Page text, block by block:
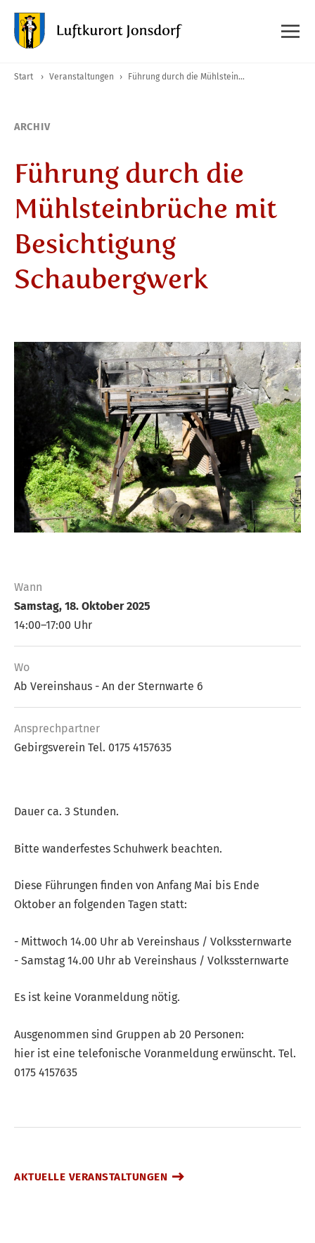
Start › Veranstaltungen › Führung durch die Mühlsteinbrüche mit Besichtigung Schaubergwerk
ARCHIV
Führung durch die
Mühlsteinbrüche mit
Besichtigung
Schaubergwerk
Wann
Samstag, 18. Oktober 2025
14:00–17:00 Uhr
Wo
Ab Vereinshaus - An der Sternwarte 6
Ansprech­partner
Gebirgsverein Tel. 0175 4157635
Dauer ca. 3 Stunden.
Bitte wanderfestes Schuhwerk beachten.
Diese Führungen finden von Anfang Mai bis Ende
Oktober an folgenden Tagen statt:
- Mittwoch 14.00 Uhr ab Vereinshaus / Volkssternwarte
- Samstag 14.00 Uhr ab Vereinshaus / Volkssternwarte
Es ist keine Voranmeldung nötig.
Ausgenommen sind Gruppen ab 20 Personen:
hier ist eine telefonische Voranmeldung erwünscht. Tel.
0175 4157635
AKTUELLE VERANSTALTUNGEN